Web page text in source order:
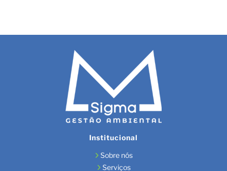
Institucional
Sobre nós
Serviços